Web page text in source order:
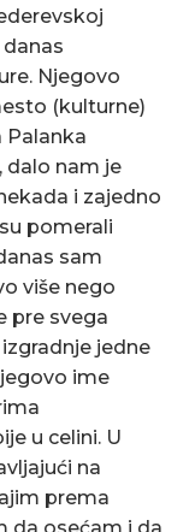
danas
Njegovo
(kulturne)
Palanka
dalo nam je
i zajedno
pomerali
sam
više nego
pre svega
jedne
ime
u celini. U
na
prema